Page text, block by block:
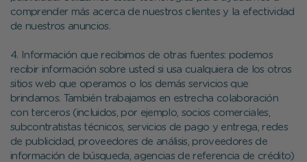
comprender más acerca de nuestros clientes y la efectividad
de nuestros anuncios.
4. Información que recibimos de otras fuentes: podemos
recibir información sobre usted si usa cualquiera de los otros
sitios web que operamos o los demás servicios que
brindamos. También trabajamos en estrecha colaboración
con terceros (incluidos, por ejemplo, socios comerciales,
subcontratistas técnicos, servicios de pago y entrega, redes
de publicidad, proveedores de análisis, proveedores de
información de búsqueda, agencias de referencia de crédito)